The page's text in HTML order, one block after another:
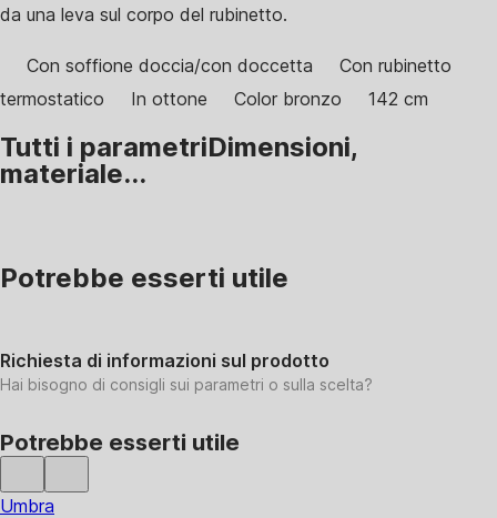
da una leva sul corpo del rubinetto.
Con soffione doccia/con doccetta
Con rubinetto
termostatico
In ottone Color bronzo 142 cm
Tutti i parametriDimensioni,
materiale...
Potrebbe esserti utile
Richiesta di informazioni sul prodotto
Hai bisogno di consigli sui parametri o sulla scelta?
Potrebbe esserti utile
Umbra